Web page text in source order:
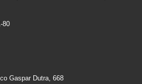
80
Gaspar Dutra, 668